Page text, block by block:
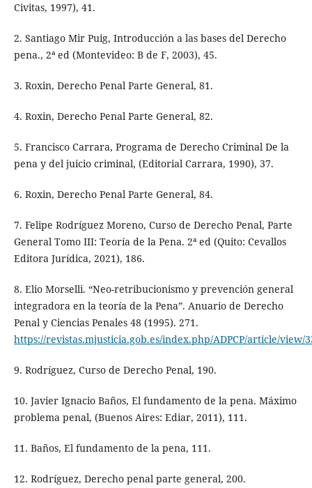
Civitas, 1997), 41.
2. Santiago Mir Puig, Introducción a las bases del Derecho
pena., 2ª ed (Montevideo: B de F, 2003), 45.
3. Roxin, Derecho Penal Parte General, 81.
4. Roxin, Derecho Penal Parte General, 82.
5. Francisco Carrara, Programa de Derecho Criminal De la
pena y del juicio criminal, (Editorial Carrara, 1990), 37.
6. Roxin, Derecho Penal Parte General, 84.
7. Felipe Rodríguez Moreno, Curso de Derecho Penal, Parte
General Tomo III: Teoría de la Pena. 2ª ed (Quito: Cevallos
Editora Jurídica, 2021), 186.
8. Elio Morselli. “Neo-retribucionismo y prevención general
integradora en la teoría de la Pena”. Anuario de Derecho
Penal y Ciencias Penales 48 (1995). 271.
https://revistas.mjusticia.gob.es/index.php/ADPCP/article/view/
9. Rodríguez, Curso de Derecho Penal, 190.
10. Javier Ignacio Baños, El fundamento de la pena. Máximo
problema penal, (Buenos Aires: Ediar, 2011), 111.
11. Baños, El fundamento de la pena, 111.
12. Rodríguez, Derecho penal parte general, 200.